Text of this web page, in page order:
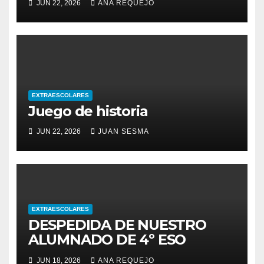
JUN 22, 2026 ANA REQUEJO
EXTRAESCOLARES
Juego de historia
JUN 22, 2026 JUAN SESMA
EXTRAESCOLARES
DESPEDIDA DE NUESTRO
ALUMNADO DE 4º ESO
JUN 18, 2026 ANA REQUEJO